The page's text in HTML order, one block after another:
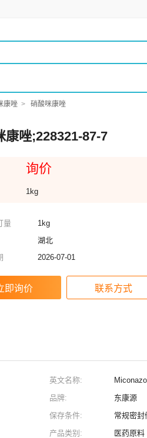
康唑 硝酸咪康唑
康唑;228321-87-7
询价
1kg
量
1kg
湖北
2026-07-01
英文名称:
品牌:
东康源
保存条件:
常规密封
产品类别:
医药原料